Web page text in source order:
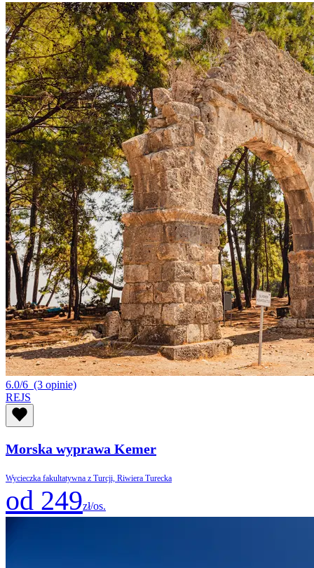
6.0/6 (3 opinie)
REJS
Morska wyprawa Kemer
Wycieczka fakultatywna z Turcji, Riwiera Turecka
od 249zł/os.